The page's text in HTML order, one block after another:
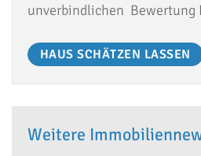
unverbindlichen Bewertung
HAUS SCHÄTZEN LASSEN
Weitere